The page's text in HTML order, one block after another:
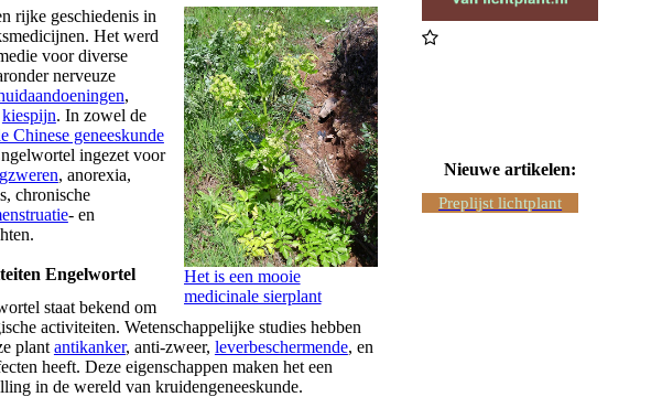
Het is een mooie
medicinale sierplant
rijke geschiedenis in
Het werd
voor diverse
nerveuze
,
kiespijn. In zowel de
Chinese geneeskunde
ingezet voor
, anorexia,
chronische
- en
Engelwortel
staat bekend om
activiteiten. Wetenschappelijke studies hebben
plant antikanker, anti-zweer, leverbeschermende, en
heeft. Deze eigenschappen maken het een
in de wereld van kruidengeneeskunde.
Nieuwe artikelen:
Preplijst lichtplant